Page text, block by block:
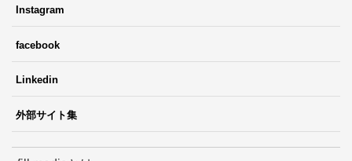
Instagram
facebook
Linkedin
外部サイト集